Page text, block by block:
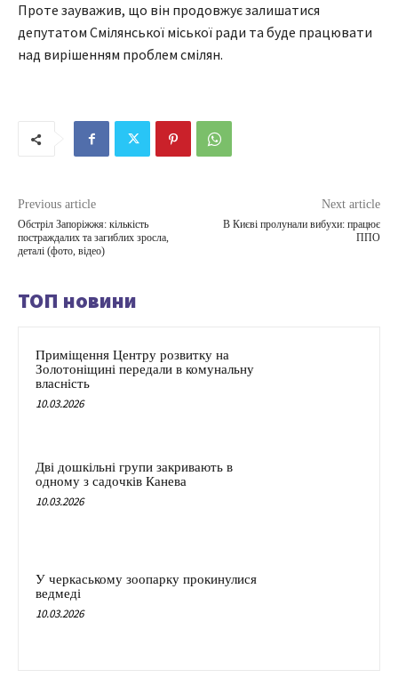
Проте зауважив, що він продовжує залишатися
депутатом Смілянської міської ради та буде працювати
над вирішенням проблем смілян.
Previous article
Обстріл Запоріжжя: кількість
постраждалих та загиблих зросла,
деталі (фото, відео)
Next article
В Києві пролунали вибухи: працює
ППО
ТОП новини
Приміщення Центру розвитку на
Золотоніщині передали в комунальну
власність
10.03.2026
Дві дошкільні групи закривають в
одному з садочків Канева
10.03.2026
У черкаському зоопарку прокинулися
ведмеді
10.03.2026